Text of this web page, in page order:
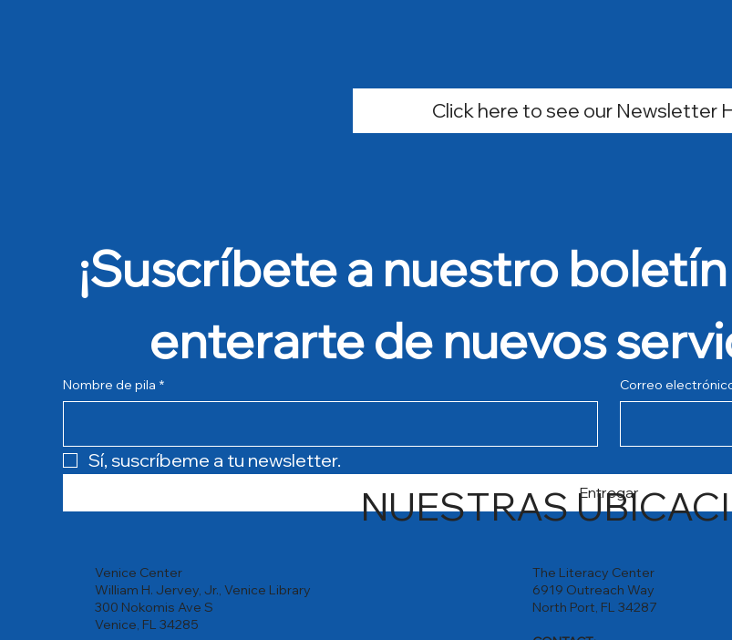
Venice Center
William H. Jervey, Jr., Venice Library
300 Nokomis Ave S
Venice, FL 34285
The Literacy Center
6919 Outreach Way
North Port, FL 34287
¡Suscríbete a nuestro
enterarte de nuevos
Nombre de pila * Correo
Sí, suscríbeme a tu newsletter.
Entregar
NUESTRAS
Click here to see our Newsletter